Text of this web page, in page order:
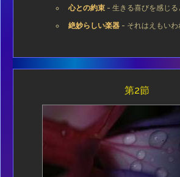
心との約束 - 生きる喜びを感じる
絶妙らしい楽器 - それはえもい
第2節